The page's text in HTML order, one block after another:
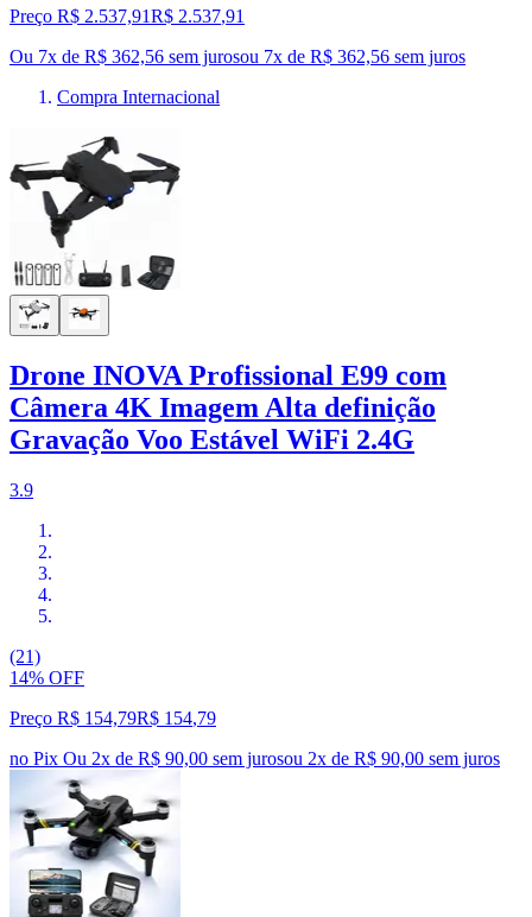
Preço R$ 2.537,91R$ 2.537,91
Ou 7x de R$ 362,56 sem jurosou 7x de R$ 362,56 sem juros
Compra Internacional
Drone INOVA Profissional E99 com
Câmera 4K Imagem Alta definição
Gravação Voo Estável WiFi 2.4G
3.9
(21)
14% OFF
Preço R$ 154,79R$ 154,79
no Pix Ou 2x de R$ 90,00 sem jurosou 2x de R$ 90,00 sem juros